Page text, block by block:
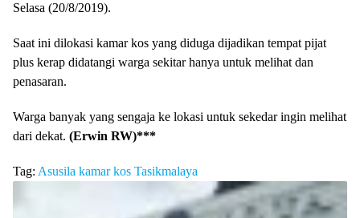
Selasa (20/8/2019).
Saat ini dilokasi kamar kos yang diduga dijadikan tempat pijat
plus kerap didatangi warga sekitar hanya untuk melihat dan
penasaran.
Warga banyak yang sengaja ke lokasi untuk sekedar ingin melihat
dari dekat. (Erwin RW)***
Tag: Asusila kamar kos Tasikmalaya